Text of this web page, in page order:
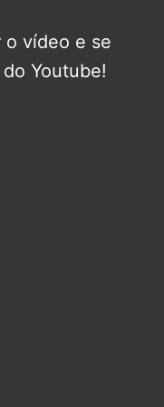
o vídeo e se
Youtube!